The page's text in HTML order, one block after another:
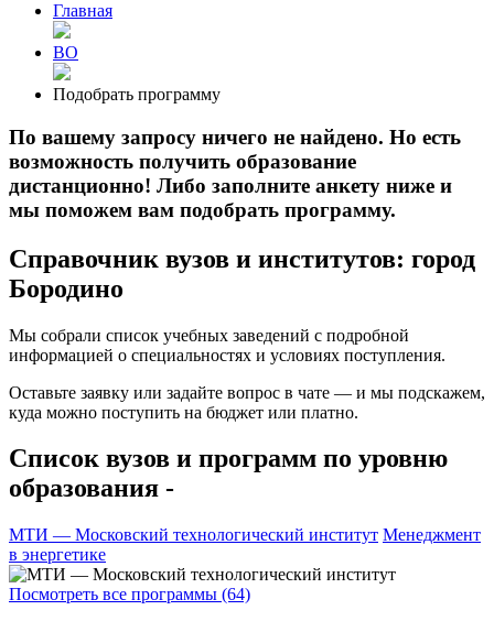
Главная
ВО
Подобрать программу
По вашему запросу ничего не найдено. Но есть
возможность получить образование
дистанционно! Либо заполните анкету ниже и
мы поможем вам подобрать программу.
Справочник вузов и институтов: город
Бородино
Мы собрали список учебных заведений с подробной
информацией о специальностях и условиях поступления.
Оставьте заявку или задайте вопрос в чате — и мы подскажем,
куда можно поступить на бюджет или платно.
Список вузов и программ по уровню
образования -
МТИ — Московский технологический институт Менеджмент
в энергетике
Посмотреть все программы (64)